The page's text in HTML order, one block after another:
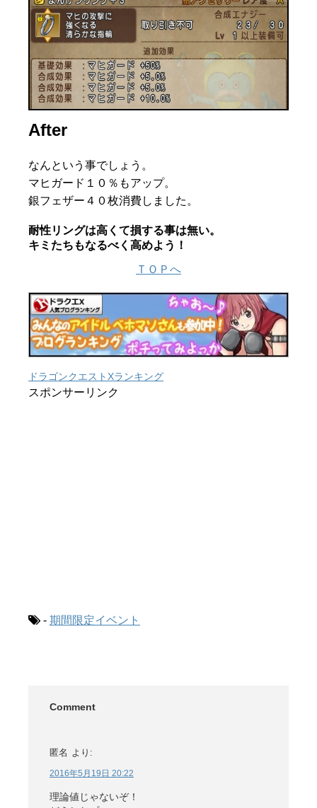
After
なんという事でしょう。
マヒガード１０％もアップ。
銀フェザー４０枚消費しました。
耐性リングは高くて損する事は無い。
キミたちもなるべく高めよう！
ＴＯＰへ
ドラゴンクエストXランキング
スポンサーリンク
- 期間限定イベント
Comment
匿名 より:
2016年5月19日 20:22
理論値じゃないぞ！